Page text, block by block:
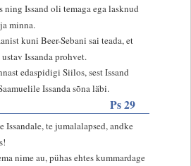
ning Issand oli temaga ega lasknud
minna.
kuni Beer-Sebani sai teada, et
Issanda prohvet.
edaspidigi Siilos, sest Issand
Issanda sõna läbi.
Ps 29
Issandale, te jumalalapsed, andke
nime au, pühas ehtes kummardage